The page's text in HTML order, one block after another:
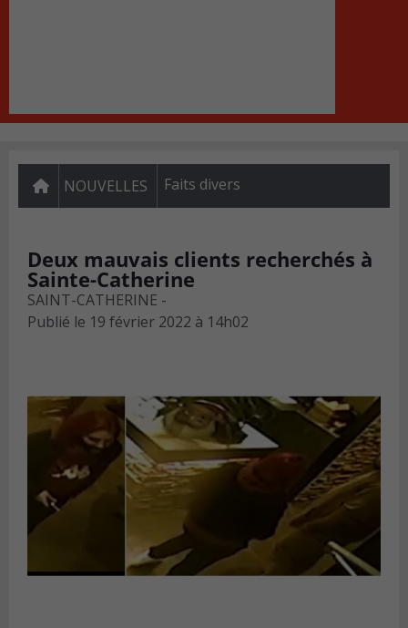
NOUVELLES Faits divers
Deux mauvais clients recherchés à
Sainte-Catherine
SAINT-CATHERINE -
Publié le 19 février 2022 à 14h02